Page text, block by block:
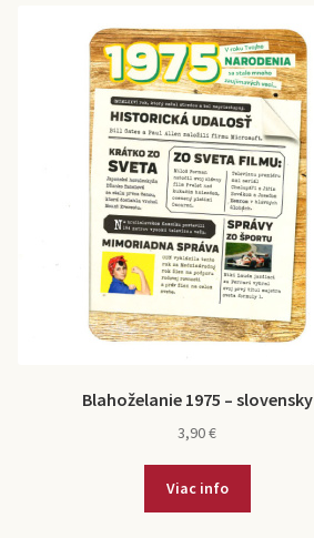
Blahoželanie 1975 – slovensky
3,90€
Viac info